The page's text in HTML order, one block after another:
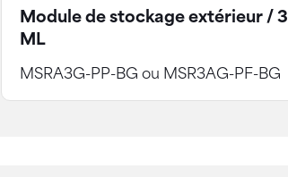
Module de stockage extérieur / 3
ML
MSRA3G-PP-BG ou MSR3AG-PF-BG